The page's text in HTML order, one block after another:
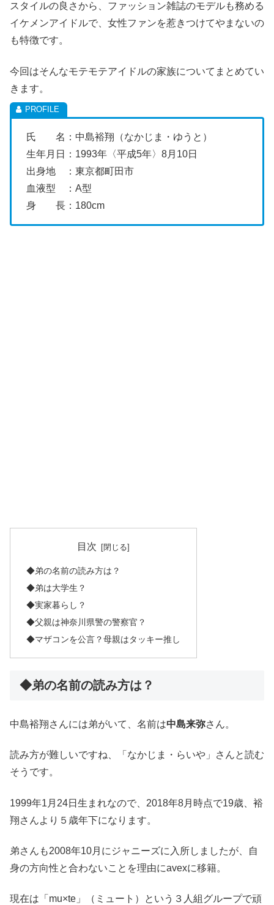
スタイルの良さから、ファッション雑誌のモデルも務める
イケメンアイドルで、女性ファンを惹きつけてやまないの
も特徴です。
今回はそんなモテモテアイドルの家族についてまとめてい
きます。
氏 名：中島裕翔（なかじま・ゆうと）
生年月日：1993年〈平成5年〉8月10日
出身地 ：東京都町田市
血液型 ：A型
身 長：180cm
目次
◆弟の名前の読み方は？
◆弟は大学生？
◆実家暮らし？
◆父親は神奈川県警の警察官？
◆マザコンを公言？母親はタッキー推し
◆弟の名前の読み方は？
中島裕翔さんには弟がいて、名前は中島来弥さん。
読み方が難しいですね、「なかじま・らいや」さんと読む
そうです。
1999年1月24日生まれなので、2018年8月時点で19歳、裕
翔さんより５歳年下になります。
弟さんも2008年10月にジャニーズに入所しましたが、自
身の方向性と合わないことを理由にavexに移籍。
現在は「mu×te」（ミュート）という３人組グループで頑